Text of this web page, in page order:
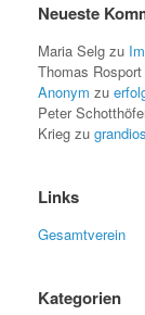
Neueste
Maria Selg zu
Thomas Rosport
Anonym zu
Peter
Krieg zu
Links
Gesamtverein
Kategorien